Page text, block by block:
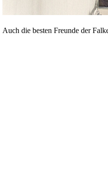
Auch die besten Freunde der